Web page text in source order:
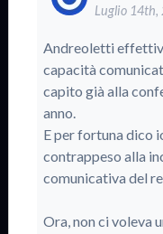
Luglio 14th,
Andreoletti
capacità
capito già alla
anno.
E per fortuna dico
contrappeso alla
comunicativa del
Ora, non ci voleva